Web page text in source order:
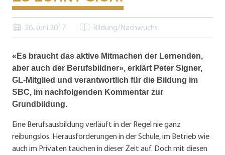
26. Juni 2017 Bildung/Nachwuchs
«Es braucht das aktive Mitmachen der Lernenden,
aber auch der Berufsbildner», erklärt Peter Signer,
GL-Mitglied und verantwortlich für die Bildung im
SBC, im nachfolgenden Kommentar zur
Grundbildung.
Eine Berufsausbildung verläuft in der Regel nie ganz
reibungslos. Herausforderungen in der Schule, im Betrieb wie
auch im Privaten tauchen in dieser Zeit auf. Doch mit diesen